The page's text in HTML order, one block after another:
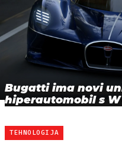
Bugatti ima novi
hiperautomobil s
TEHNOLOGIJA